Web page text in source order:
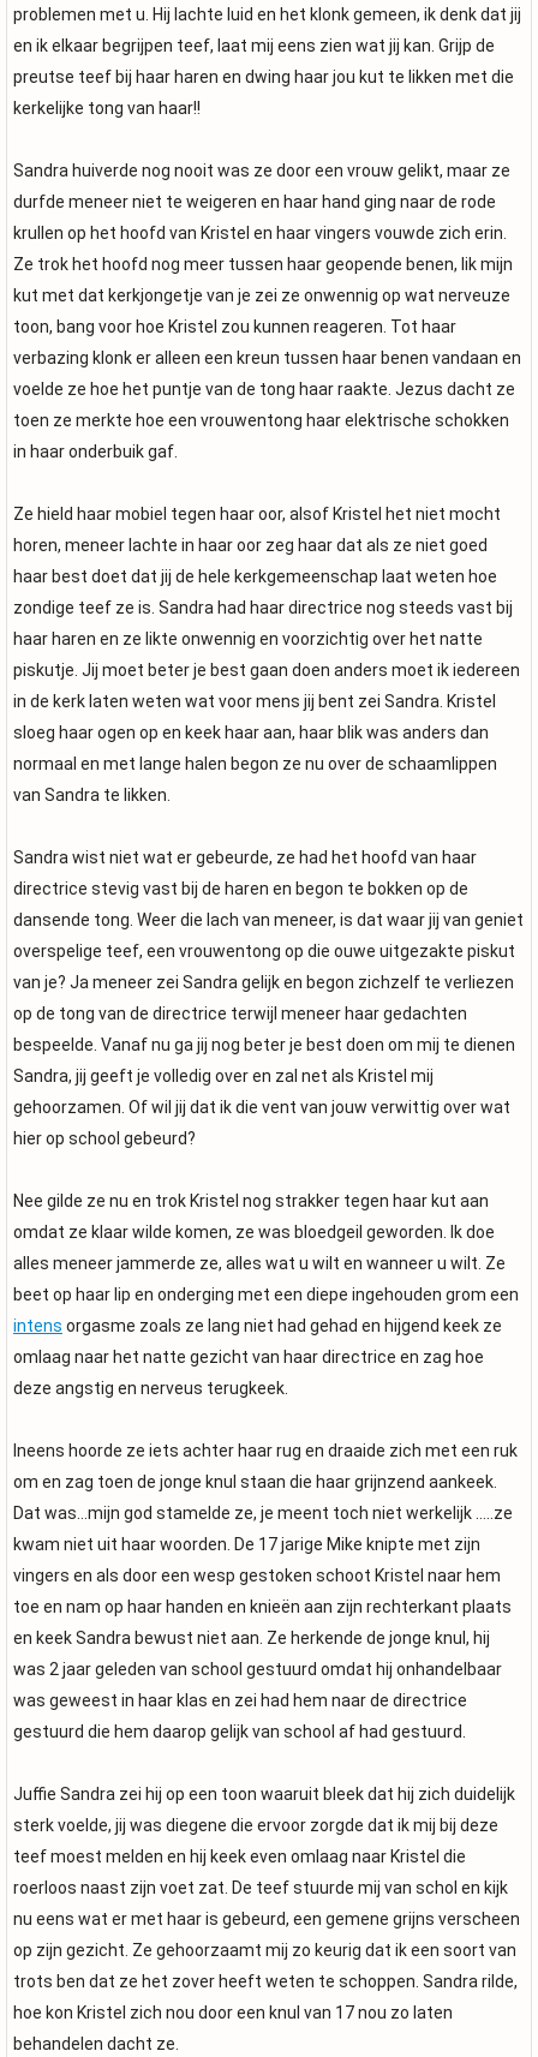
problemen met u. Hij lachte luid en het klonk gemeen, ik denk dat jij
en ik elkaar begrijpen teef, laat mij eens zien wat jij kan. Grijp de
preutse teef bij haar haren en dwing haar jou kut te likken met die
kerkelijke tong van haar!!
Sandra huiverde nog nooit was ze door een vrouw gelikt, maar ze
durfde meneer niet te weigeren en haar hand ging naar de rode
krullen op het hoofd van Kristel en haar vingers vouwde zich erin.
Ze trok het hoofd nog meer tussen haar geopende benen, lik mijn
kut met dat kerkjongetje van je zei ze onwennig op wat nerveuze
toon, bang voor hoe Kristel zou kunnen reageren. Tot haar
verbazing klonk er alleen een kreun tussen haar benen vandaan en
voelde ze hoe het puntje van de tong haar raakte. Jezus dacht ze
toen ze merkte hoe een vrouwentong haar elektrische schokken
in haar onderbuik gaf.
Ze hield haar mobiel tegen haar oor, alsof Kristel het niet mocht
horen, meneer lachte in haar oor zeg haar dat als ze niet goed
haar best doet dat jij de hele kerkgemeenschap laat weten hoe
zondige teef ze is. Sandra had haar directrice nog steeds vast bij
haar haren en ze likte onwennig en voorzichtig over het natte
piskutje. Jij moet beter je best gaan doen anders moet ik iedereen
in de kerk laten weten wat voor mens jij bent zei Sandra. Kristel
sloeg haar ogen op en keek haar aan, haar blik was anders dan
normaal en met lange halen begon ze nu over de schaamlippen
van Sandra te likken.
Sandra wist niet wat er gebeurde, ze had het hoofd van haar
directrice stevig vast bij de haren en begon te bokken op de
dansende tong. Weer die lach van meneer, is dat waar jij van geniet
overspelige teef, een vrouwentong op die ouwe uitgezakte piskut
van je? Ja meneer zei Sandra gelijk en begon zichzelf te verliezen
op de tong van de directrice terwijl meneer haar gedachten
bespeelde. Vanaf nu ga jij nog beter je best doen om mij te dienen
Sandra, jij geeft je volledig over en zal net als Kristel mij
gehoorzamen. Of wil jij dat ik die vent van jouw verwittig over wat
hier op school gebeurd?
Nee gilde ze nu en trok Kristel nog strakker tegen haar kut aan
omdat ze klaar wilde komen, ze was bloedgeil geworden. Ik doe
alles meneer jammerde ze, alles wat u wilt en wanneer u wilt. Ze
beet op haar lip en onderging met een diepe ingehouden grom een
intens orgasme zoals ze lang niet had gehad en hijgend keek ze
omlaag naar het natte gezicht van haar directrice en zag hoe
deze angstig en nerveus terugkeek.
Ineens hoorde ze iets achter haar rug en draaide zich met een ruk
om en zag toen de jonge knul staan die haar grijnzend aankeek.
Dat was…mijn god stamelde ze, je meent toch niet werkelijk …..ze
kwam niet uit haar woorden. De 17 jarige Mike knipte met zijn
vingers en als door een wesp gestoken schoot Kristel naar hem
toe en nam op haar handen en knieën aan zijn rechterkant plaats
en keek Sandra bewust niet aan. Ze herkende de jonge knul, hij
was 2 jaar geleden van school gestuurd omdat hij onhandelbaar
was geweest in haar klas en zei had hem naar de directrice
gestuurd die hem daarop gelijk van school af had gestuurd.
Juffie Sandra zei hij op een toon waaruit bleek dat hij zich duidelijk
sterk voelde, jij was diegene die ervoor zorgde dat ik mij bij deze
teef moest melden en hij keek even omlaag naar Kristel die
roerloos naast zijn voet zat. De teef stuurde mij van schol en kijk
nu eens wat er met haar is gebeurd, een gemene grijns verscheen
op zijn gezicht. Ze gehoorzaamt mij zo keurig dat ik een soort van
trots ben dat ze het zover heeft weten te schoppen. Sandra rilde,
hoe kon Kristel zich nou door een knul van 17 nou zo laten
behandelen dacht ze.